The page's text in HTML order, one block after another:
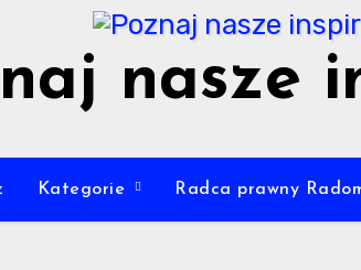
nasze
Kategorie Radca prawny